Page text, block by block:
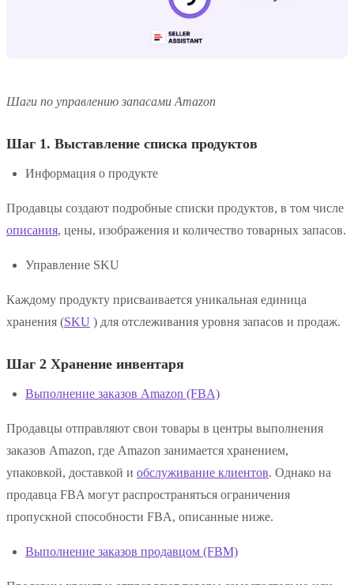
Шаги по управлению запасами Amazon
Шаг 1. Выставление списка продуктов
Информация о продукте
Продавцы создают подробные списки продуктов, в том числе
описания, цены, изображения и количество товарных запасов.
Управление SKU
Каждому продукту присваивается уникальная единица
хранения (SKU ) для отслеживания уровня запасов и продаж.
Шаг 2 Хранение инвентаря
Выполнение заказов Amazon (FBA)
Продавцы отправляют свои товары в центры выполнения
заказов Amazon, где Amazon занимается хранением,
упаковкой, доставкой и обслуживание клиентов. Однако на
продавца FBA могут распространяться ограничения
пропускной способности FBA, описанные ниже.
Выполнение заказов продавцом (FBM)